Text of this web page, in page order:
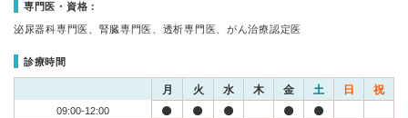
専門医・資格：
泌尿器科専門医、腎臓専門医、透析専門医、がん治療認定医
診療時間
月 火 水 木 金 土 日 祝
09:00-12:00